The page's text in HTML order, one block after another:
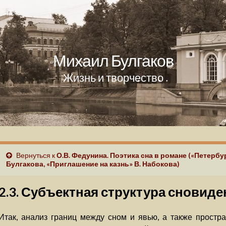
Михаил Булгаков
Жизнь и творчество
Вернуться кО.В. Федунина. Поэтика сна в романе
Булгакова, «Приглашение на казнь» В. Набокова)
Субъектная структура
анализ границ между сном и явью, а также